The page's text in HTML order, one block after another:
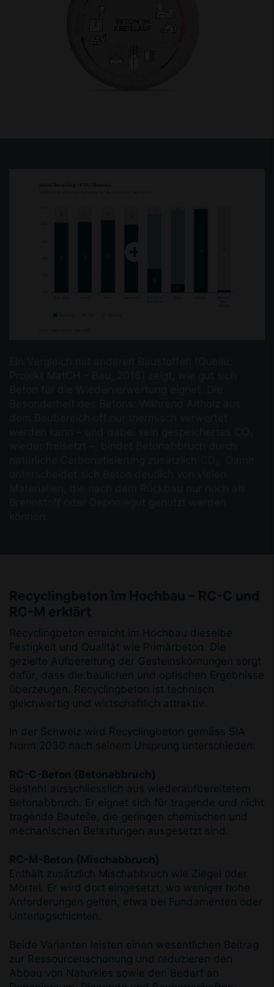
Recyclingbeton im Hochbau – RC-C und
RC-M erklärt
Recyclingbeton erreicht im Hochbau dieselbe
Festigkeit und Qualität wie Primärbeton. Die
gezielte Aufbereitung der Gesteinskörnungen sorgt
dafür, dass die baulichen und optischen Ergebnisse
überzeugen. Recyclingbeton ist technisch
gleichwertig und wirtschaftlich attraktiv.
In der Schweiz wird Recyclingbeton gemäss SIA
Norm 2030 nach seinem Ursprung unterschieden:
RC-C-Beton (Betonabbruch)
Besteht ausschliesslich aus wiederaufbereitetem
Betonabbruch. Er eignet sich für tragende und nicht
tragende Bauteile, die geringen chemischen und
mechanischen Belastungen ausgesetzt sind.
RC-M-Beton (Mischabbruch)
Enthält zusätzlich Mischabbruch wie Ziegel oder
Mörtel. Er wird dort eingesetzt, wo weniger hohe
Anforderungen gelten, etwa bei Fundamenten oder
Unterlagschichten.
Beide Varianten leisten einen wesentlichen Beitrag
zur Ressourcenschonung und reduzieren den
Abbau von Naturkies sowie den Bedarf an